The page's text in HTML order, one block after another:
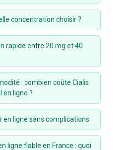
concentration choisir ?
rapide entre 20 mg et 40
: combien coûte Cialis
en ligne ?
en ligne sans complications
ligne fiable en France : quoi